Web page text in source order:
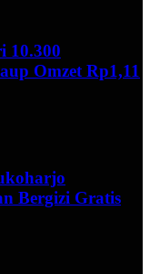
10.300
Omzet Rp1,11
Bergizi Gratis